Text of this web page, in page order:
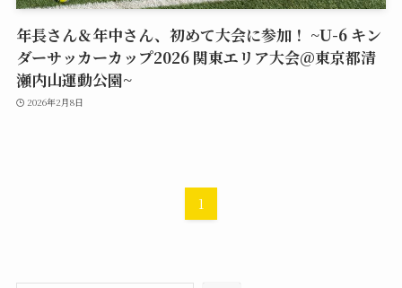
年長さん＆年中さん、初めて大会に参加！ ~U-6 キン
ダーサッカーカップ2026 関東エリア大会@東京都清
瀬内山運動公園~
2026年2月8日
1